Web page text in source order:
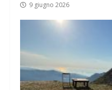
9 giugno 2026